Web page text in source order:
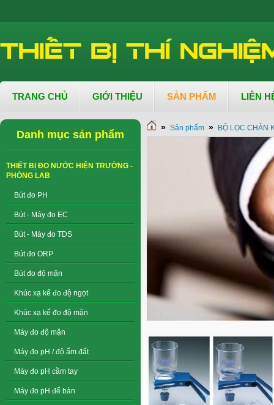
TRANG CHỦ GIỚI THIỆU SẢN PHẨM LIÊN
Danh mục sản phẩm
THIẾT BỊ ĐO NƯỚC HIỆN TRƯỜNG -
PHÒNG LAB
Bút đo PH
Bút - Máy đo EC
Bút - Máy đo TDS
Bút đo ORP
Bút đo độ mặn
Khúc xạ kế đo độ ngọt
Khúc xạ kế đo độ mặn
Máy đo độ mặn
Máy đo pH / độ ẩm đất
Máy đo pH cầm tay
Máy đo pH để bàn
» Sản phẩm » BỘ LỌC CHÂN